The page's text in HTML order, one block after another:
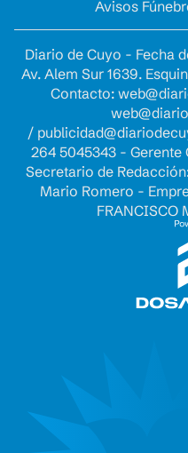
Avisos
Diario de Cuyo - Fecha
Av. Alem Sur 1639.
Contacto:
/
264 5045343 - Gerente
Secretario de
Mario Romero -
FRANCISCO